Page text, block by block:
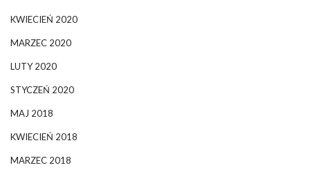
KWIECIEŃ 2020
MARZEC 2020
LUTY 2020
STYCZEŃ 2020
MAJ 2018
KWIECIEŃ 2018
MARZEC 2018